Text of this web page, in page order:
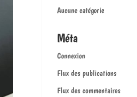
Aucune catégorie
Méta
Connexion
Flux des publications
Flux des commentaires